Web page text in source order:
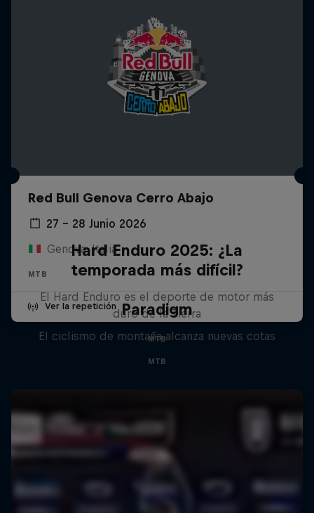
Red Bull Genova Cerro Abajo
27 – 28 Junio 2026
Genova, Italia
MTB
Ver la repetición
Hard Enduro 2025: ¿La
temporada más difícil?
El Hard Enduro es el deporte de motor más
duro de la Tierra
MTB
Paradigm
El ciclismo de montaña alcanza nuevas cotas
MTB